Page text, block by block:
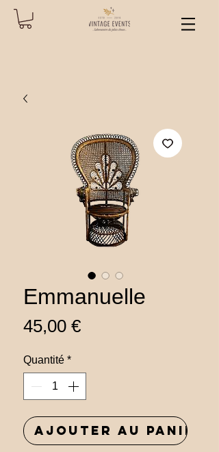
Emmanuelle
45,00 €Prix
Quantité *
Ajouter au panier